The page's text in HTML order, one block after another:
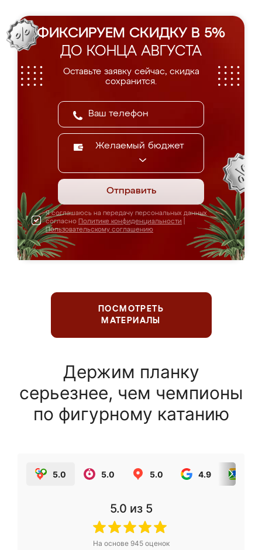
ФИКСИРУЕМ СКИДКУ В 5%
ДО КОНЦА АВГУСТА
Оставьте заявку сейчас, скидка
сохранится.
Желаемый бюджет
Отправить
Я соглашаюсь на передачу персональных данных
согласно Политике конфиденциальности
Пользовательскому соглашению
ПОСМОТРЕТЬ
МАТЕРИАЛЫ
Держим планку
серьезнее, чем чемпионы
по фигурному катанию
5.0 5.0 5.0 4.9
5.0 из 5
На основе 945оценок